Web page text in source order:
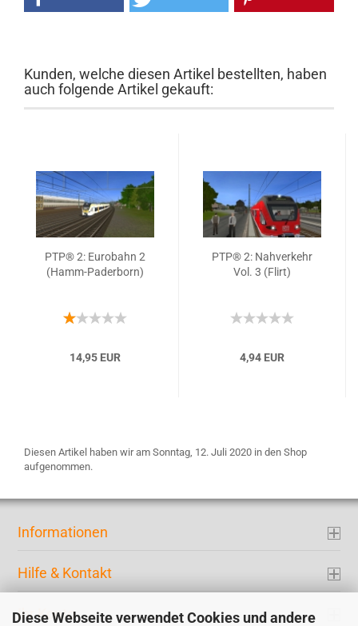
Diese Webseite verwendet Cookies und andere
Kunden, welche diesen Artikel bestellten, haben
auch folgende Artikel gekauft:
PTP® 2: Eurobahn 2
(Hamm-Paderborn)
14,95 EUR
PTP® 2: Nahverkehr
Vol. 3 (Flirt)
4,94 EUR
Diesen Artikel haben wir am Sonntag, 12. Juli 2020 in den Shop
aufgenommen.
Informationen
Hilfe & Kontakt
Ihr Konto